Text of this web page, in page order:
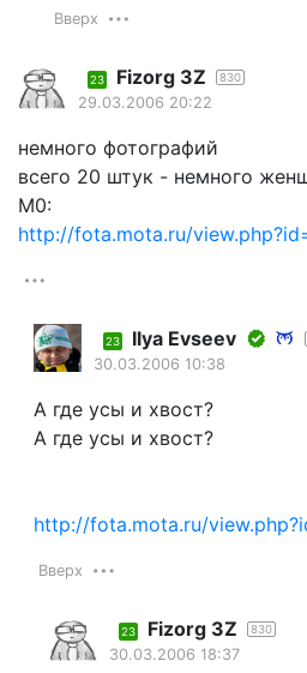
Вверх
23 Fizorg 3Z 830
29.03.2006 20:22
немного фотографий
всего 20 штук - немного
М0:
http://fota.mota.ru/
23 Ilyа Еvsееv
30.03.2006 10:38
А где усы и хвост?
А где усы и хвост?
http://fota.mota.ru/
Вверх
23 Fizorg 3Z 830
30.03.2006 18:37